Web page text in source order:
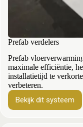
Prefab verdelers
Prefab
maximale efficiëntie,
installatietijd te
verbeteren.
Bekijk dit systeem
Prefab
verdelers